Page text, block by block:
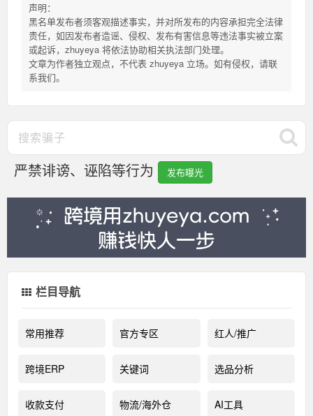
声明：
黑名单发布者须客观描述事实，并对所发布的内容承担完全法律
责任，如因发布者造谣、侵权、发布有害信息等违法事实被立案
或起诉，zhuyeya 将依法协助相关执法部门处理。
文章为作者独立观点，不代表 zhuyeya 立场。如有侵权，请联
系我们。
严禁诽谤、诬陷等行为 发布曝光
栏目导航
常用推荐 官方专区 红人/推广
跨境ERP 关键词 选品分析
收款支付 物流/海外仓 AI工具